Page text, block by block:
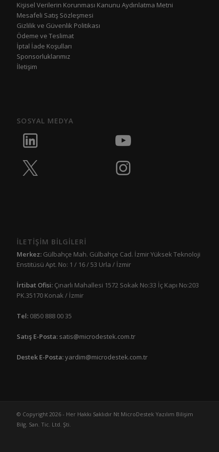
Kişisel Verilerin Korunması Kanunu Aydınlatma Metni
Mesafeli Satış Sözleşmesi
Gizlilik ve Güvenlik Politikası
Ödeme ve Teslimat
İptal İade Koşulları
Sponsorluklarımız
İletişim
SOSYAL MEDYA
İLETİŞİM BİLGİLERİ
Merkez:Gülbahçe Mah. Gülbahçe Cad. İzmir Yüksek Teknoloji
Enstitüsü Apt. No: 1 / 16 / 53 Urla / İzmir
İrtibat Ofisi: Çınarlı Mahallesi 1572 Sokak No:33 İç Kapı No:203
PK.35170 Konak / İzmir
Tel:0850 888 00 35
Satış E-Posta: satis@microdestek.com.tr
Destek E-Posta:yardim@microdestek.com.tr
© Copyright 2026 - Her Hakkı Saklıdır Nt MicroDestek Yazılım Bilişim
Bilg. San. Tic. Ltd. Şti.